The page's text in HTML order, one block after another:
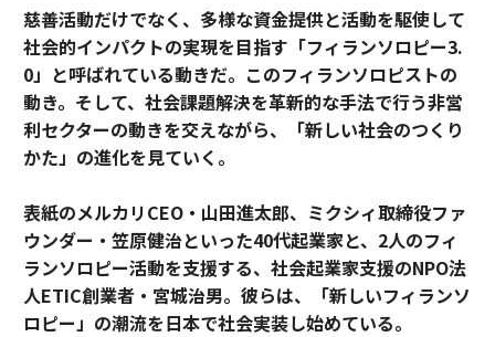
慈善活動だけでなく、多様な資金提供と活動を駆使して
社会的インパクトの実現を目指す「フィランソロピー3.
0」と呼ばれている動きだ。このフィランソロピストの
動き。そして、社会課題解決を革新的な手法で行う非営
利セクターの動きを交えながら、「新しい社会のつくり
かた」の進化を見ていく。
表紙のメルカリCEO・山田進太郎、ミクシィ取締役ファ
ウンダー・笠原健治といった40代起業家と、2人のフィ
ランソロピー活動を支援する、社会起業家支援のNPO法
人ETIC創業者・宮城治男。彼らは、「新しいフィランソ
ロピー」の潮流を日本で社会実装し始めている。